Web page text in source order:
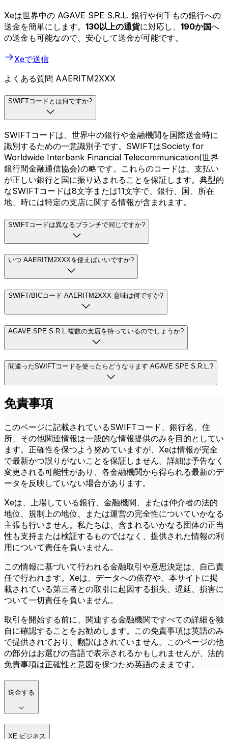
Xeは世界中の AGAVE SPE S.R.L. 銀行や何千もの銀行への
送金を簡単にします。 130以上の通貨に対応し、 190か国へ
の送金も可能なので、安心して送金が可能です。
Xeで送信
よくある質問 AAERITM2XXX
SWIFTコードとは何ですか?
SWIFTコードは、世界中の銀行や金融機関を国際送金時に
識別するための一意識別子です。SWIFTはSociety for
Worldwide Interbank Financial Telecommunication(世界
銀行間金融通信協会)の略です。これらのコードは、支払い
が正しい銀行と国に振り込まれることを保証します。典型的
なSWIFTコードは8文字または11文字で、銀行、国、所在
地、時には特定の支店に関する情報が含まれます。
SWIFTコードは異なるブランチで同じですか?
いつ AAERITM2XXXを使えばいいですか?
SWIFT/BICコード AAERITM2XXX 意味は何ですか?
AGAVE SPE S.R.L.複数の支店を持っているのでしょうか?
間違ったSWIFTコードを使ったらどうなります AGAVE SPE S.R.L.?
免責事項
このページに記載されているSWIFTコード、銀行名、住
所、その他関連情報は一般的な情報提供のみを目的としてい
ます。正確性を保つよう努めていますが、Xeは情報が完全
で最新かつ誤りがないことを保証しません。詳細は予告なく
変更される可能性があり、各金融機関から得られる最新のデ
ータを反映していない場合があります。
Xeは、上場している銀行、金融機関、または仲介者の法的
地位、規制上の地位、または運営の完全性についていかなる
主張も行いません。私たちは、含まれるいかなる団体の正当
性も支持または検証するものではなく、提供された情報の利
用について責任を負いません。
この情報に基づいて行われる金融取引や意思決定は、自己責
任で行われます。Xeは、データへの依存や、本サイトに掲
載されている第三者との取引に起因する損失、遅延、損害に
ついて一切責任を負いません。
取引を開始する前に、関連する金融機関ですべての詳細を独
自に確認することをお勧めします。この免責事項は英語のみ
で提供されており、翻訳はされていません。このページの他
の部分はお選びの言語で表示されるかもしれませんが、法的
免責事項は正確性と意図を保つため英語のままです。
送金する
XE ビジネス